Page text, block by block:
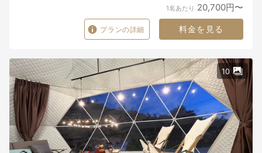
1名あたり 20,700円〜
プランの詳細 料金を見る
10